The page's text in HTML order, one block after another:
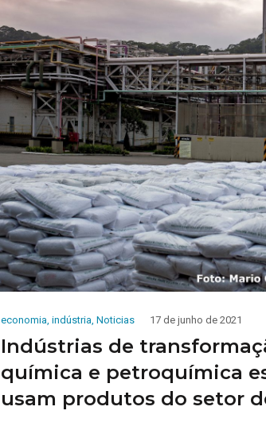
economia, indústria, Noticias 17 de junho de 2021
Indústrias de
química e petroquímica
usam produtos do setor